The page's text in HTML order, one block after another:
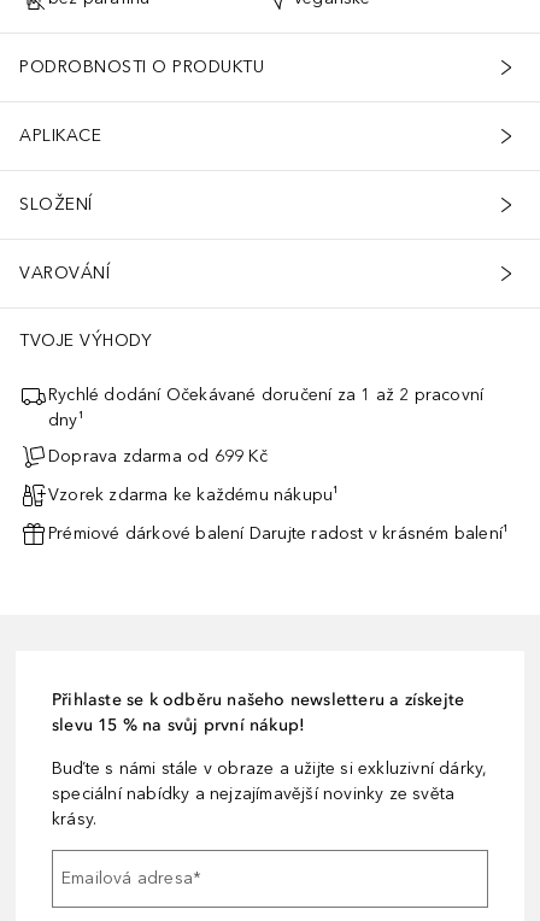
PODROBNOSTI O PRODUKTU
APLIKACE
SLOŽENÍ
VAROVÁNÍ
TVOJE VÝHODY
Rychlé dodání Očekávané doručení za 1 až 2 pracovní
dny¹
Doprava zdarma od 699 Kč
Vzorek zdarma ke každému nákupu¹
Prémiové dárkové balení Darujte radost v krásném balení¹
Přihlaste se k odběru našeho newsletteru a získejte
slevu 15 % na svůj první nákup!
Buďte s námi stále v obraze a užijte si exkluzivní dárky,
speciální nabídky a nejzajímavější novinky ze světa
krásy.
Emailová adresa*